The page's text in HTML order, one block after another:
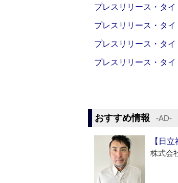
プレスリリース・タ
プレスリリース・タ
プレスリリース・タ
プレスリリース・タ
おすすめ情報 ‐AD‐
【日
株式会